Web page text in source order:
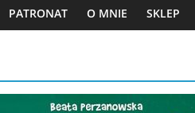
PATRONAT O MNIE SKLEP